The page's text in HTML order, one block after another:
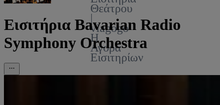
Θεάτρου
|
viagogo
Η
Αγορά
Εισιτηρίων
Εισιτήρια Bavarian Radio
Symphony Orchestra